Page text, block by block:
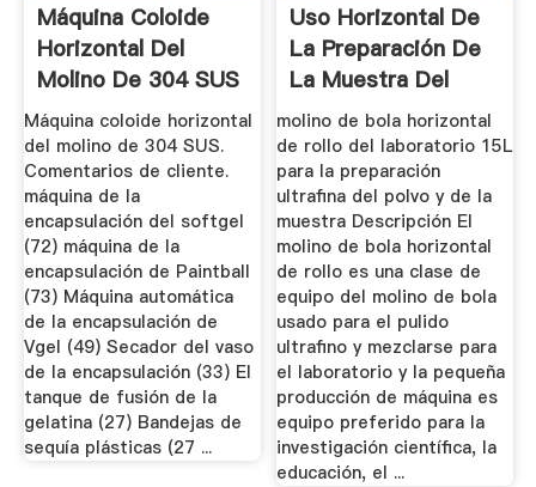
Máquina Coloide
Horizontal Del
Molino De 304 SUS
Máquina coloide horizontal
del molino de 304 SUS.
Comentarios de cliente.
máquina de la
encapsulación del softgel
(72) máquina de la
encapsulación de Paintball
(73) Máquina automática
de la encapsulación de
Vgel (49) Secador del vaso
de la encapsulación (33) El
tanque de fusión de la
gelatina (27) Bandejas de
sequía plásticas (27 ...
Uso Horizontal De
La Preparación De
La Muestra Del
Molino ...
molino de bola horizontal
de rollo del laboratorio 15L
para la preparación
ultrafina del polvo y de la
muestra Descripción El
molino de bola horizontal
de rollo es una clase de
equipo del molino de bola
usado para el pulido
ultrafino y mezclarse para
el laboratorio y la pequeña
producción de máquina es
equipo preferido para la
investigación científica, la
educación, el ...